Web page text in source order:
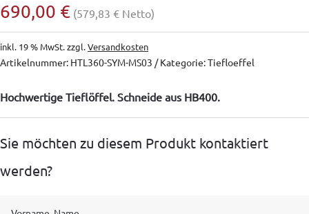
690,00 € (579,83 € Netto)
inkl. 19 % MwSt.zzgl.Versandkosten
Artikelnummer: HTL360-SYM-MS03 Kategorie:Tiefloeffel
Hochwertige Tieflöffel. Schneide aus HB400.
Sie möchten zu diesem Produkt kontaktiert
werden?